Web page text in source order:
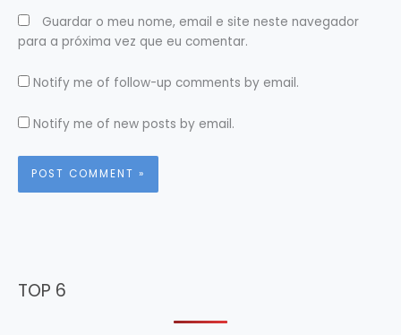
Guardar o meu nome, email e site neste navegador
para a próxima vez que eu comentar.
Notify me of follow-up comments by email.
Notify me of new posts by email.
TOP 6